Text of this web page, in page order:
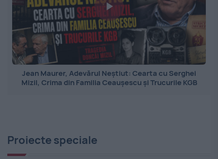
Jean Maurer, Adevărul Neștiut: Cearta cu Serghei
Mizil, Crima din Familia Ceaușescu și Trucurile KGB
Proiecte speciale